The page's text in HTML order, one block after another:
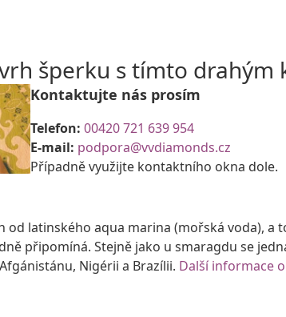
šperku s tímto drahým
Kontaktujte nás prosím
Telefon: 00420 721 639 954
E-mail: podpora@vvdiamonds.cz
Případně využijte kontaktního okna dole.
od latinského aqua marina (mořská voda), a
připomíná. Stejně jako u smaragdu se
Nigérii a Brazílii. Další informace